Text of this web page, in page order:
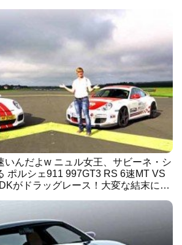
いんだよw ニュル女王、サビーネ・シ
ポルシェ911 997GT3 RS 6速MT VS
がドラッグレース！大変な結末に…